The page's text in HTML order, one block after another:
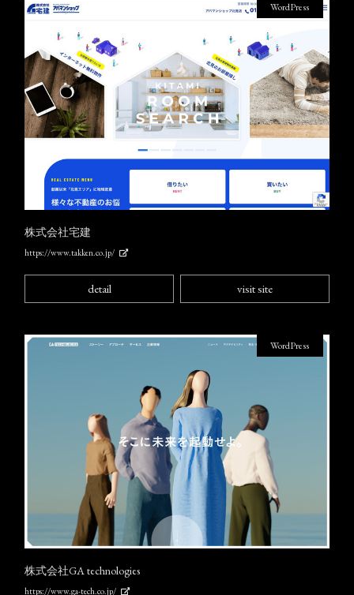
株式会社宅建
https://www.takken.co.jp/
WordPress
detail visit site
株式会社GA technologies
https://www.ga-tech.co.jp/
WordPress